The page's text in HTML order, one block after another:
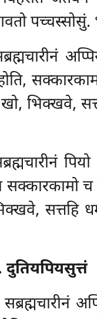
भिक्खवे,
च
सत्तहि
दुतियपियसुत्तं